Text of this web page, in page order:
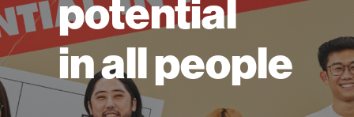
potential
in all people